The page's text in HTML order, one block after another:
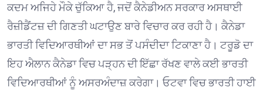
ਕਦਮ ਅਜਿਹੇ ਮੌਕੇ ਚੁੱਕਿਆ ਹੈ, ਜਦੋਂ ਕੈਨੇਡੀਅਨ ਸਰਕਾਰ ਅਸਥਾਈ
ਰੈਜ਼ੀਡੈਂਟਜ਼ ਦੀ ਗਿਣਤੀ ਘਟਾਉਣ ਬਾਰੇ ਵਿਚਾਰ ਕਰ ਰਹੀ ਹੈ। ਕੈਨੇਡਾ
ਭਾਰਤੀ ਵਿਦਿਆਰਥੀਆਂ ਦਾ ਸਭ ਤੋਂ ਪਸੰਦੀਦਾ ਟਿਕਾਣਾ ਹੈ। ਟਰੂਡੋ ਦਾ
ਇਹ ਐਲਾਨ ਕੈਨੇਡਾ ਵਿਚ ਪੜ੍ਹਨ ਦੀ ਇੱਛਾ ਰੱਖਣ ਵਾਲੇ ਕਈ ਭਾਰਤੀ
ਵਿਦਿਆਰਥੀਆਂ ਨੂੰ ਅਸਰਅੰਦਾਜ਼ ਕਰੇਗਾ। ਓਟਵਾ ਵਿਚ ਭਾਰਤੀ ਹਾਈ